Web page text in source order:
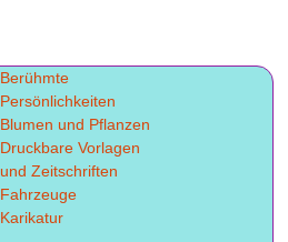
Berühmte
Persönlichkeiten
Blumen und Pflanzen
Druckbare Vorlagen
und Zeitschriften
Fahrzeuge
Karikatur